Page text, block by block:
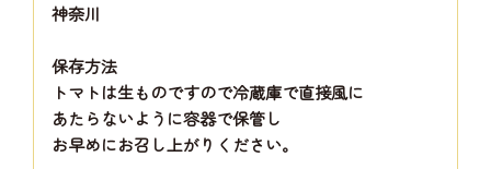
神奈川
保存方法
トマトは生ものですので冷蔵庫で直接風に
あたらないように容器で保管し
お早めにお召し上がりください。